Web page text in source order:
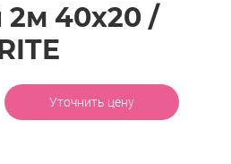
40х20 /
Уточнить цену